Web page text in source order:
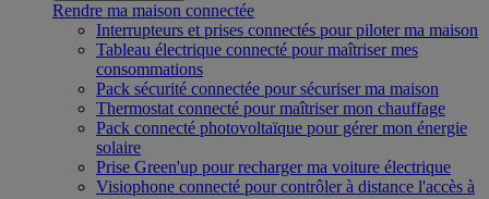
Rendre ma maison connectée
Interrupteurs et prises connectés pour piloter ma maison
Tableau électrique connecté pour maîtriser mes
consommations
Pack sécurité connectée pour sécuriser ma maison
Thermostat connecté pour maîtriser mon chauffage
Pack connecté photovoltaïque pour gérer mon énergie
solaire
Prise Green'up pour recharger ma voiture électrique
Visiophone connecté pour contrôler à distance l'accès à